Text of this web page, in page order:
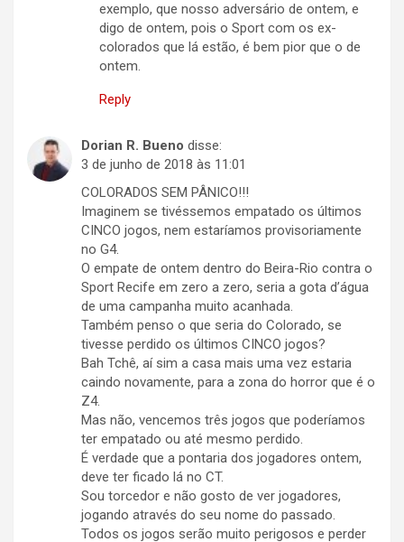
exemplo, que nosso adversário de ontem, e
digo de ontem, pois o Sport com os ex-
colorados que lá estão, é bem pior que o de
ontem.
Reply
Dorian R. Bueno disse:
3 de junho de 2018 às 11:01
COLORADOS SEM PÂNICO!!!
Imaginem se tivéssemos empatado os últimos
CINCO jogos, nem estaríamos provisoriamente
no G4.
O empate de ontem dentro do Beira-Rio contra o
Sport Recife em zero a zero, seria a gota d’água
de uma campanha muito acanhada.
Também penso o que seria do Colorado, se
tivesse perdido os últimos CINCO jogos?
Bah Tchê, aí sim a casa mais uma vez estaria
caindo novamente, para a zona do horror que é o
Z4.
Mas não, vencemos três jogos que poderíamos
ter empatado ou até mesmo perdido.
É verdade que a pontaria dos jogadores ontem,
deve ter ficado lá no CT.
Sou torcedor e não gosto de ver jogadores,
jogando através do seu nome do passado.
Todos os jogos serão muito perigosos e perder